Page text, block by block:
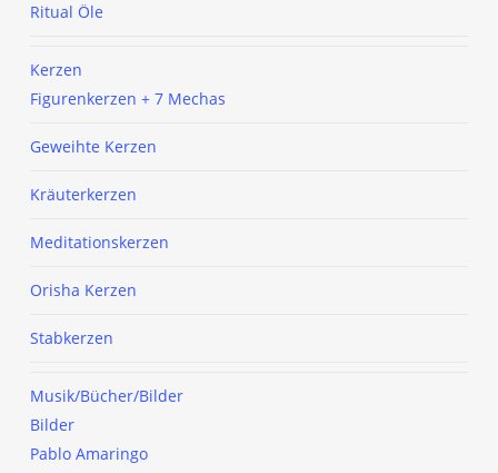
Ritual Öle
Kerzen
Figurenkerzen + 7 Mechas
Geweihte Kerzen
Kräuterkerzen
Meditationskerzen
Orisha Kerzen
Stabkerzen
Musik/Bücher/Bilder
Bilder
Pablo Amaringo